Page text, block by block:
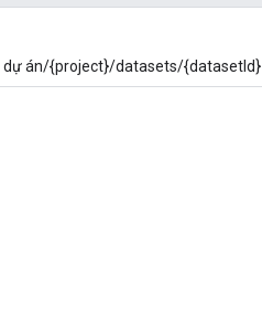
dự án/{project}/datasets/{datasetId}